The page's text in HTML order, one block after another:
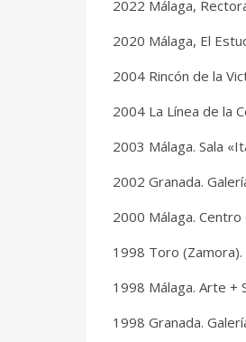
2022 Málaga,
2020 Málaga, El
2004 Rincón de la
2004 La Línea de la
2003 Málaga. Sala
2002 Granada.
2000 Málaga. Centro
1998 Toro (Zamora).
1998 Málaga. Arte +
1998 Granada.